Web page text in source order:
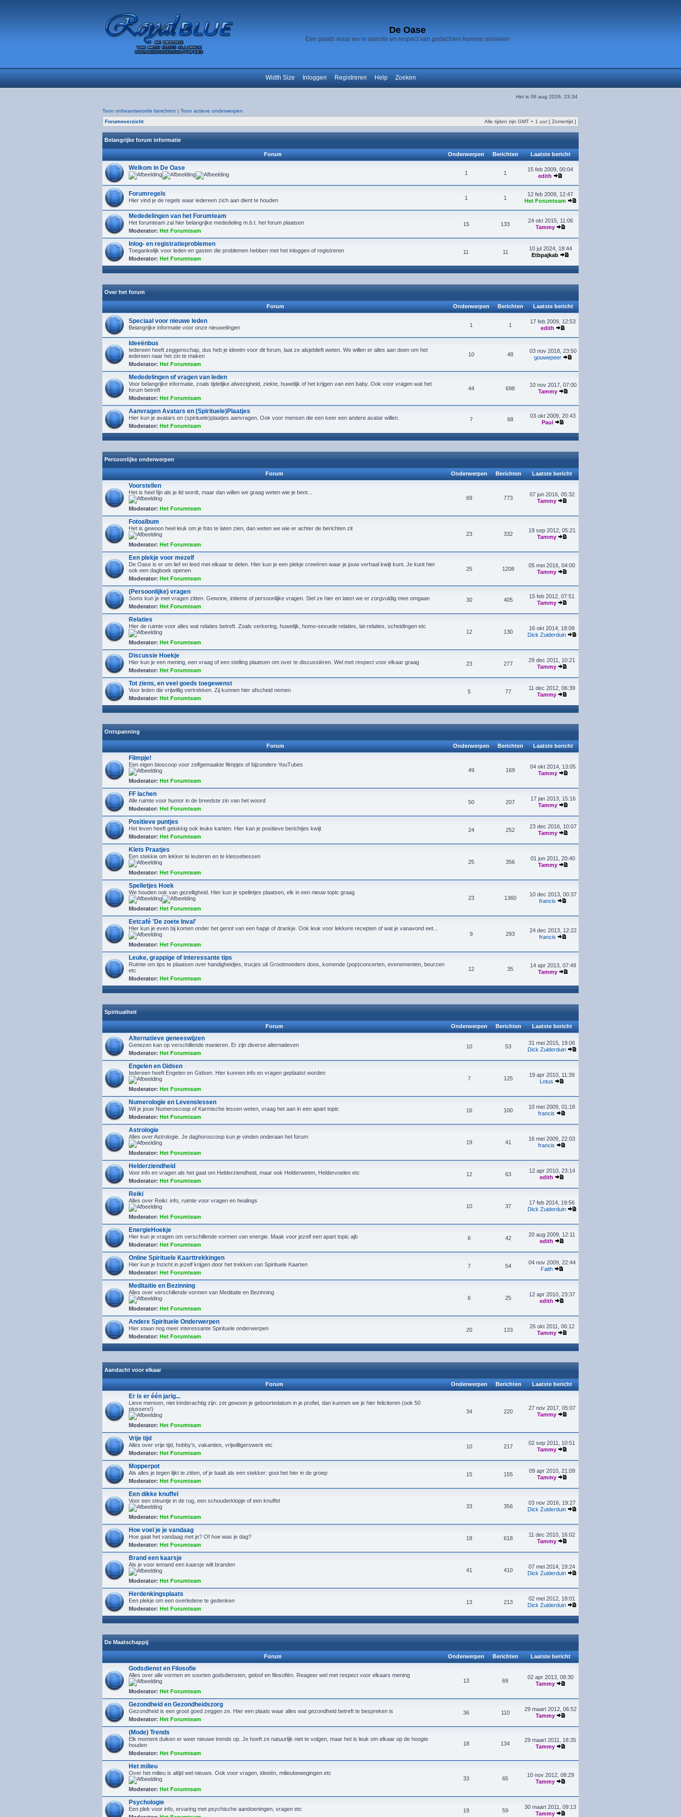
De Oase
Een plaats waar we in warmte en respect van gedachten kunnen wisselen
Width Size Inloggen Registreren Help Zoeken
Het is 06 aug 2026, 23:34
Toon onbeantwoorde berichten | Toon actieve onderwerpen
Forumoverzicht
Alle tijden zijn GMT + 1 uur [ Zomertijd ]
Belangrijke forum informatie
Forum Onderwerpen Berichten Laatste bericht
Welkom in De Oase
1 1
15 feb 2009, 00:04
edith
Forumregels
Hier vind je de regels waar iedereen zich aan dient te houden 1 1
12 feb 2009, 12:47
Het Forumteam
Mededelingen van het Forumteam
Het forumteam zal hier belangrijke mededeling m.b.t. het forum plaatsen
Moderator: Het Forumteam
15 133
24 okt 2015, 11:06
Tammy
Inlog- en registratieproblemen
Toegankelijk voor leden en gasten die problemen hebben met het inloggen of registreren
Moderator: Het Forumteam
11 11
10 jul 2024, 18:44
Etbpajkab
Over het forum
Forum Onderwerpen Berichten Laatste bericht
Speciaal voor nieuwe leden
Belangrijke informatie voor onze nieuwelingen 1 1
17 feb 2009, 12:53
edith
Ideeënbus
Iedereen heeft zeggenschap, dus heb je ideeën voor dit forum, laat ze alsjeblieft weten. We willen er alles aan doen om het
iedereen naar het zin te maken
Moderator: Het Forumteam
10 48
03 nov 2018, 23:50
gouwepeer
Mededelingen of vragen van leden
Voor belangrijke informatie, zoals tijdelijke afwezigheid, ziekte, huwelijk of het krijgen van een baby. Ook voor vragen wat het
forum betreft
Moderator: Het Forumteam
44 698
10 nov 2017, 07:00
Tammy
Aanvragen Avatars en (Spirituele)Plaatjes
Hier kun je avatars en (spirituele)plaatjes aanvragen. Ook voor mensen die een keer een andere avatar willen.
Moderator: Het Forumteam
7 68
03 okt 2009, 20:43
Paul
Persoonlijke onderwerpen
Forum Onderwerpen Berichten Laatste bericht
Voorstellen
Het is heel fijn als je lid wordt, maar dan willen we graag weten wie je bent...
Moderator: Het Forumteam
69 773
07 jun 2016, 05:32
Tammy
Fotoalbum
Het is gewoon heel leuk om je foto te laten zien, dan weten we wie er achter de berichten zit
Moderator: Het Forumteam
23 332
19 sep 2012, 05:21
Tammy
Een plekje voor mezelf
De Oase is er om lief en leed met elkaar te delen. Hier kun je een plekje creeëren waar je jouw verhaal kwijt kunt. Je kunt hier
ook een dagboek openen
Moderator: Het Forumteam
25 1208
05 mei 2016, 04:00
Tammy
(Persoonlijke) vragen
Soms kun je met vragen zitten. Gewone, intieme of persoonlijke vragen. Stel ze hier en laten we er zorgvuldig mee omgaan
Moderator: Het Forumteam
30 405
15 feb 2012, 07:51
Tammy
Relaties
Hier de ruimte voor alles wat relaties betreft. Zoals verkering, huwelijk, homo-sexuele relaties, lat-relaties, scheidingen etc
Moderator: Het Forumteam
12 130
16 okt 2014, 18:09
Dick Zuiderduin
Discussie Hoekje
Hier kun je een mening, een vraag of een stelling plaatsen om over te discussiëren. Wel met respect voor elkaar graag
Moderator: Het Forumteam
23 277
29 dec 2011, 10:21
Tammy
Tot ziens, en veel goeds toegewenst
Voor leden die vrijwillig vertrekken. Zij kunnen hier afscheid nemen
Moderator: Het Forumteam
5 77
11 dec 2012, 06:39
Tammy
Ontspanning
Forum Onderwerpen Berichten Laatste bericht
Filmpje!
Een eigen bioscoop voor zelfgemaakte filmpjes of bijzondere YouTubes
Moderator: Het Forumteam
49 169
04 okt 2014, 13:05
Tammy
FF lachen
Alle ruimte voor humor in de breedste zin van het woord
Moderator: Het Forumteam
50 207
17 jan 2013, 15:16
Tammy
Positieve puntjes
Het leven heeft gelukkig ook leuke kanten. Hier kan je positieve berichtjes kwijt
Moderator: Het Forumteam
24 252
23 dec 2016, 10:07
Tammy
Klets Praatjes
Een stekkie om lekker te leuteren en te klessebessen
Moderator: Het Forumteam
25 356
01 jun 2011, 20:40
Tammy
Spelletjes Hoek
We houden ook van gezelligheid. Hier kun je spelletjes plaatsen, elk in een nieuw topic graag
Moderator: Het Forumteam
23 1360
10 dec 2013, 00:37
francis
Eetcafé 'De zoete Inval'
Hier kun je even bij komen onder het genot van een hapje of drankje. Ook leuk voor lekkere recepten of wat je vanavond eet...
Moderator: Het Forumteam
9 293
24 dec 2013, 12:22
francis
Leuke, grappige of interessante tips
Ruimte om tips te plaatsen over handigheidjes, trucjes uit Grootmoeders doos, komende (pop)concerten, evenementen, beurzen
etc
Moderator: Het Forumteam
12 35
14 apr 2013, 07:49
Tammy
Spiritualiteit
Forum Onderwerpen Berichten Laatste bericht
Alternatieve geneeswijzen
Genezen kan op verschillende manieren. Er zijn diverse alternatieven
Moderator: Het Forumteam
10 53
31 mei 2015, 19:06
Dick Zuiderduin
Engelen en Gidsen
Iedereen heeft Engelen en Gidsen. Hier kunnen info en vragen geplaatst worden
Moderator: Het Forumteam
7 125
19 apr 2010, 11:39
Lotus
Numerologie en Levenslessen
Wil je jouw Numeroscoop of Karmische lessen weten, vraag het aan in een apart topic
Moderator: Het Forumteam
16 100
10 mei 2009, 01:18
francis
Astrologie
Alles over Astrologie. Je daghoroscoop kun je vinden onderaan het forum
Moderator: Het Forumteam
19 41
16 mei 2009, 22:03
francis
Helderziendheid
Voor info en vragen als het gaat om Helderziendheid, maar ook Helderweten, Heldervoelen etc
Moderator: Het Forumteam
12 63
12 apr 2010, 23:14
edith
Reiki
Alles over Reiki: info, ruimte voor vragen en healings
Moderator: Het Forumteam
10 37
17 feb 2014, 19:56
Dick Zuiderduin
EnergieHoekje
Hier kun je vragen om verschillende vormen van energie. Maak voor jezelf een apart topic ajb
Moderator: Het Forumteam
6 42
20 aug 2009, 12:11
edith
Online Spirituele Kaarttrekkingen
Hier kun je Inzicht in jezelf krijgen door het trekken van Spirituele Kaarten
Moderator: Het Forumteam
7 54
04 nov 2009, 22:44
Faith
Meditaitie en Bezinning
Alles over verschillende vormen van Meditatie en Bezinning
Moderator: Het Forumteam
6 25
12 apr 2010, 23:37
edith
Andere Spirituele Onderwerpen
Hier staan nog meer interessante Spirituele onderwerpen
Moderator: Het Forumteam
20 133
26 okt 2011, 06:12
Tammy
Aandacht voor elkaar
Forum Onderwerpen Berichten Laatste bericht
Er is er één jarig...
Lieve mensen, niet kinderachtig zijn: zet gewoon je geboortedatum in je profiel, dan kunnen we je hier feliciteren (ook 50
plussers!)
Moderator: Het Forumteam
34 220
27 nov 2017, 05:07
Tammy
Vrije tijd
Alles over vrije tijd, hobby's, vakanties, vrijwilligerswerk etc
Moderator: Het Forumteam
10 217
02 sep 2011, 10:51
Tammy
Mopperpot
Als alles je tegen lijkt te zitten, of je baalt als een stekker: gooi het hier in de groep
Moderator: Het Forumteam
15 155
09 apr 2010, 21:09
Tammy
Een dikke knuffel
Voor een steuntje in de rug, een schouderklopje of een knuffel
Moderator: Het Forumteam
33 356
03 nov 2016, 19:27
Dick Zuiderduin
Hoe voel je je vandaag
Hoe gaat het vandaag met je? Of hoe was je dag?
Moderator: Het Forumteam
18 618
11 dec 2010, 16:02
Tammy
Brand een kaarsje
Als je voor iemand een kaarsje wilt branden
Moderator: Het Forumteam
41 410
07 mei 2014, 19:24
Dick Zuiderduin
Herdenkingsplaats
Een plekje om een overledene te gedenken
Moderator: Het Forumteam
13 213
02 mei 2012, 18:01
Dick Zuiderduin
De Maatschappij
Forum Onderwerpen Berichten Laatste bericht
Godsdienst en Filosofie
Alles over alle vormen en soorten godsdiensten, geloof en filosofiën. Reageer wel met respect voor elkaars mening
Moderator: Het Forumteam
13 69
02 apr 2013, 08:30
Tammy
Gezondheid en Gezondheidszorg
Gezondheid is een groot goed zeggen ze. Hier een plaats waar alles wat gezondheid betreft te bespreken is
Moderator: Het Forumteam
36 110
29 maart 2012, 06:52
Tammy
(Mode) Trends
Elk moment duiken er weer nieuwe trends op. Je hoeft ze natuurlijk niet te volgen, maar het is leuk om elkaar op de hoogte
houden
Moderator: Het Forumteam
18 134
29 maart 2011, 18:35
Tammy
Het milieu
Over het milieu is altijd wel nieuws. Ook voor vragen, ideeën, milieubewegingen etc
Moderator: Het Forumteam
33 65
10 nov 2012, 08:29
Tammy
Psychologie
Een plek voor info, ervaring met psychische aandoeningen, vragen etc
19 59
30 maart 2011, 09:13
Tammy